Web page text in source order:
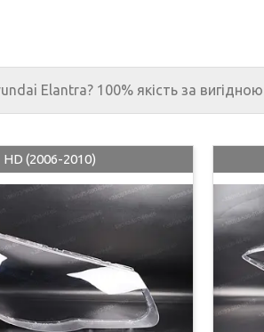
Elantra? 100% якість за
HD (2006-2010)